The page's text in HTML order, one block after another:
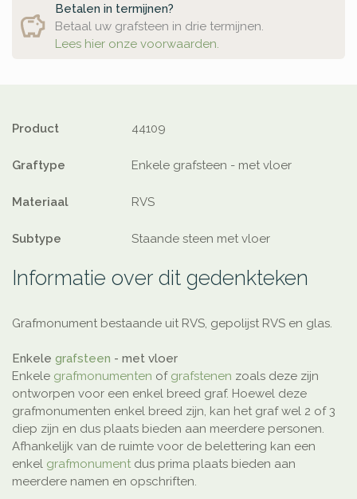
Betalen in termijnen?
Betaal uw grafsteen in drie termijnen.
Lees hier onze voorwaarden.
Product 44109
Graftype Enkele grafsteen - met vloer
Materiaal RVS
Subtype Staande steen met vloer
Informatie over dit gedenkteken
Grafmonument bestaande uit RVS, gepolijst RVS en glas.
Enkele grafsteen - met vloer
Enkele grafmonumenten of grafstenen zoals deze zijn
ontworpen voor een enkel breed graf. Hoewel deze
grafmonumenten enkel breed zijn, kan het graf wel 2 of 3
diep zijn en dus plaats bieden aan meerdere personen.
Afhankelijk van de ruimte voor de belettering kan een
enkel grafmonument dus prima plaats bieden aan
meerdere namen en opschriften.